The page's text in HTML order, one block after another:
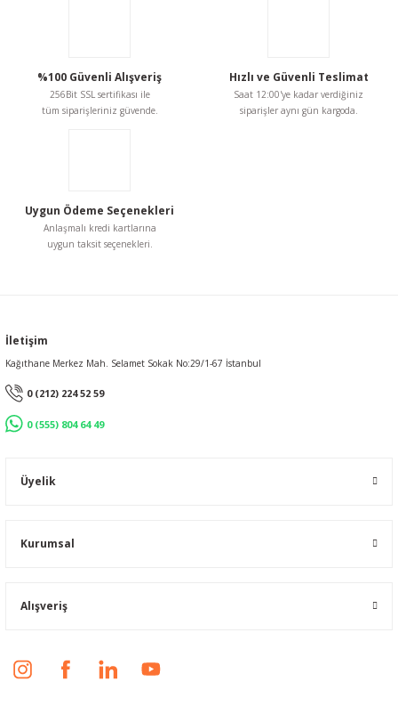
%100 Güvenli Alışveriş
256Bit SSL sertifikası ile
tüm siparişleriniz güvende.
Hızlı ve Güvenli Teslimat
Saat 12:00'ye kadar verdiğiniz
siparişler aynı gün kargoda.
Uygun Ödeme Seçenekleri
Anlaşmalı kredi kartlarına
uygun taksit seçenekleri.
İletişim
Kağıthane Merkez Mah. Selamet Sokak No:29/1-67 İstanbul
0 (212) 224 52 59
0 (555) 804 64 49
Üyelik
Kurumsal
Alışveriş